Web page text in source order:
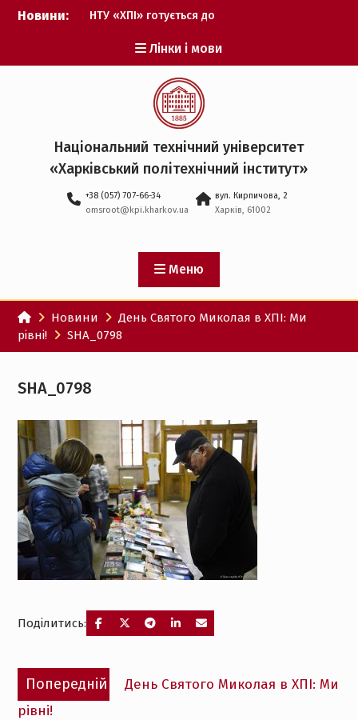
Перейти
Новини:
НТУ «ХПІ» готується до
Музичні таланти ХПІ
запрошуються на
Всеукраїнський
фестиваль «Червона
рута – 2027»
ХПІ уклав угоду про
партнерство з ДержНДІ
технологій кібербезпеки
Головнокомандувачем
Збройних Сил України
участю ХПІ обговорили
перспективи українсько-
іспанського
технологічного
партнерства
Лінки і мови
Національний технічний університет
«Харківський політехнічний iнститут»
+38 (057) 707-66-34
omsroot@kpi.kharkov.ua
вул. Кирпичова, 2
Харків, 61002
Меню
Новини
День Святого Миколая в ХПІ: Ми
рівні!
SHA_0798
SHA_0798
Поділитись:
Навігація
записів
Попередній
Попередній
запис:
День Святого Миколая в ХПІ: Ми
рівні!